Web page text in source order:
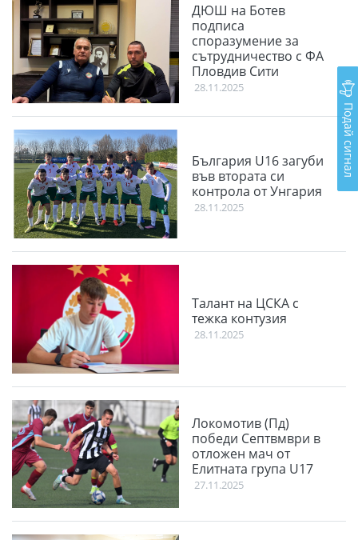
ДЮШ на Ботев
подписа
споразумение за
сътрудничество с ФА
Пловдив Сити
28.11.2025
България U16 загуби
във втората си
контрола от Унгария
28.11.2025
Талант на ЦСКА с
тежка контузия
28.11.2025
Локомотив (Пд)
победи Септвмври в
отложен мач от
Елитната група U17
27.11.2025
Подай сигнал